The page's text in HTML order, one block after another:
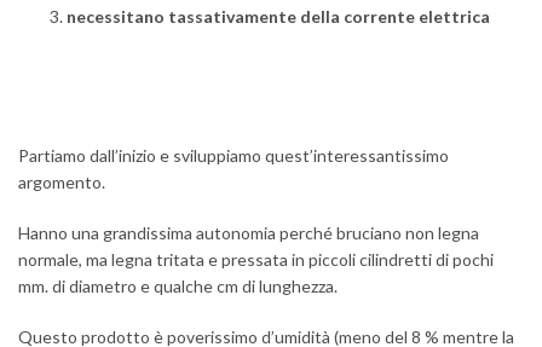
necessitano tassativamente della corrente elettrica
Partiamo dall’inizio e sviluppiamo quest’interessantissimo
argomento.
Hanno una grandissima autonomia perché bruciano non legna
normale, ma legna tritata e pressata in piccoli cilindretti di pochi
mm. di diametro e qualche cm di lunghezza.
Questo prodotto è poverissimo d’umidità (meno del 8 % mentre la